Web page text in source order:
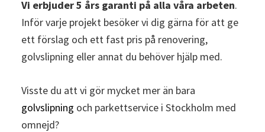
Vi erbjuder 5 års garanti på alla våra arbeten.
Inför varje projekt besöker vi dig gärna för att ge
ett förslag och ett fast pris på renovering,
golvslipning eller annat du behöver hjälp med.
Visste du att vi gör mycket mer än bara
golvslipning och parkettservice i Stockholm med
omnejd?